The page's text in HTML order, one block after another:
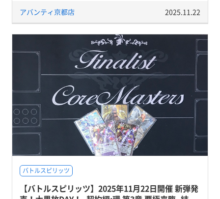
アバンティ京都店 2025.11.22
バトルスピリッツ
【バトルスピリッツ】2025年11月22日開催 新弾発